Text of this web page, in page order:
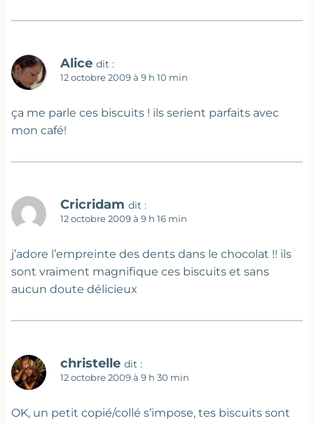
Alice dit :
12 octobre 2009 à 9 h 10 min
ça me parle ces biscuits ! ils serient parfaits avec
mon café!
Cricridam dit :
12 octobre 2009 à 9 h 16 min
j’adore l’empreinte des dents dans le chocolat !! ils
sont vraiment magnifique ces biscuits et sans
aucun doute délicieux
christelle dit :
12 octobre 2009 à 9 h 30 min
OK, un petit copié/collé s’impose, tes biscuits sont